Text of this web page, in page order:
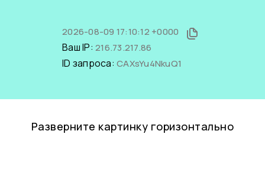
2026-08-09 17:10:12 +0000
Ваш IP: 216.73.217.86
ID запроса: CAXsYu4NkuQ1
Разверните картинку горизонтально